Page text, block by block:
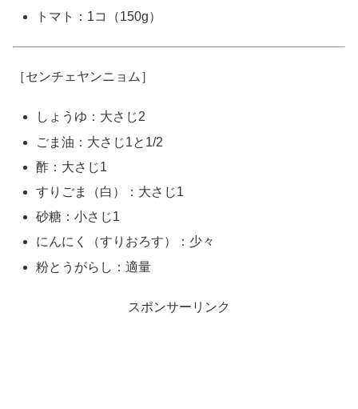
トマト：1コ（150g）
［センチェヤンニョム］
しょうゆ：大さじ2
ごま油：大さじ1と1/2
酢：大さじ1
すりごま（白）：大さじ1
砂糖：小さじ1
にんにく（すりおろす）：少々
粉とうがらし：適量
スポンサーリンク